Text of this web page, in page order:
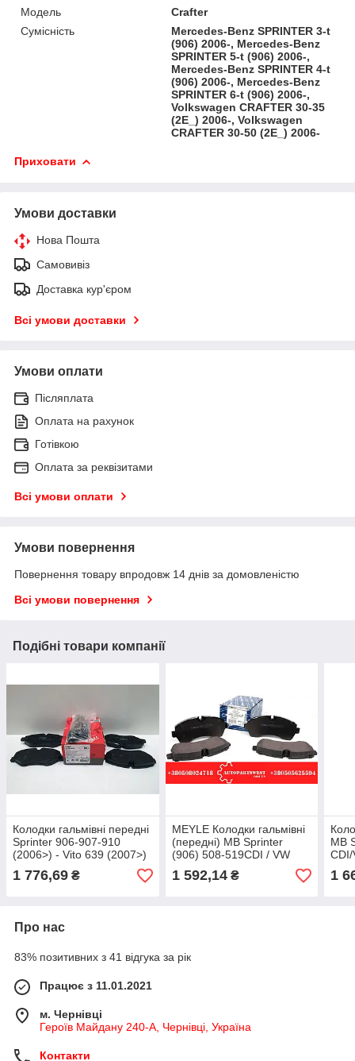
Модель
Crafter
Сумісність
Mercedes-Benz SPRINTER 3-t
(906) 2006-, Mercedes-Benz
SPRINTER 5-t (906) 2006-,
Mercedes-Benz SPRINTER 4-t
(906) 2006-, Mercedes-Benz
SPRINTER 6-t (906) 2006-,
Volkswagen CRAFTER 30-35
(2E_) 2006-, Volkswagen
CRAFTER 30-50 (2E_) 2006-
Приховати
Умови доставки
Нова Пошта
Самовивіз
Доставка кур'єром
Всі умови доставки
Умови оплати
Післяплата
Оплата на рахунок
Готівкою
Оплата за реквізитами
Всі умови оплати
Умови повернення
Повернення товару впродовж 14 днів за домовленістю
Всі умови повернення
Подібні товари компанії
Колодки гальмівні передні
Sprinter 906-907-910
(2006>) - Vito 639 (2007>)
- Vito 447 2014> - VW
Crafter - TRW
1 776,69 ₴
MEYLE Колодки гальмівні
(передні) MB Sprinter
(906) 508-519CDI / VW
Crafter 50 (2006-) 025 292
0020
1 592,14₴
MB
50
1
Про нас
83% позитивних з 41 відгука за рік
Працює з 11.01.2021
м. Чернівці
Героїв Майдану 240-А, Чернівці, Україна
Контакти